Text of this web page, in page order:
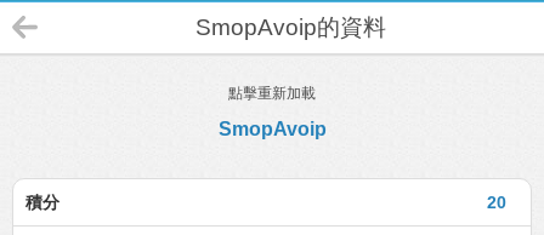
SmopAvoip的資料
點擊重新加載
SmopAvoip
20
積分